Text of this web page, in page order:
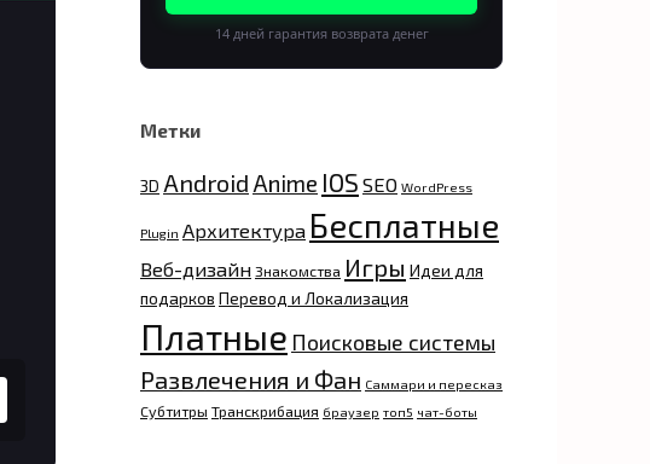
14 дней гарантия возврата денег
Метки
3D Android Anime IOS SEO WordPress
Plugin Архитектура Бесплатные
Веб-дизайн Знакомства Игры Идеи для
подарков Перевод и Локализация
Платные Поисковые системы
Развлечения и Фан Саммари и пересказ
Субтитры Транскрибация браузер топ5 чат-боты